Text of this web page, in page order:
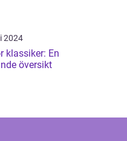
2024
klassiker: En
översikt